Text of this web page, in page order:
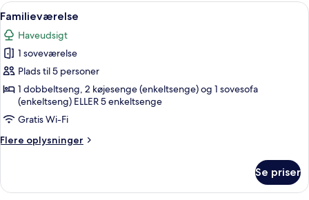
Indlæs
alle
billeder
af
Familieværelse
Et soveværelse med seng,
7
Familieværelse
Haveudsigt
1 soveværelse
Plads til 5 personer
1 dobbeltseng, 2 køjesenge (enkeltsenge) og 1 sovesofa
(enkeltseng) ELLER 5 enkeltsenge
Gratis Wi-Fi
Flere oplysninger
Flere
Se priser